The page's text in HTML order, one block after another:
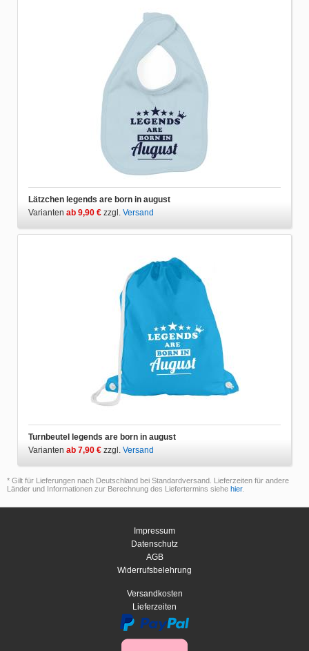
Lätzchen legends are born in august
Varianten ab 9,90 € zzgl. Versand
Turnbeutel legends are born in august
Varianten ab 7,90 € zzgl. Versand
* Gilt für Lieferungen nach Deutschland bei Standardversand. Lieferzeiten für andere
Länder und Informationen zur Berechnung des Liefertermins siehe hier.
Impressum
Datenschutz
AGB
Widerrufsbelehrung
Versandkosten
Lieferzeiten